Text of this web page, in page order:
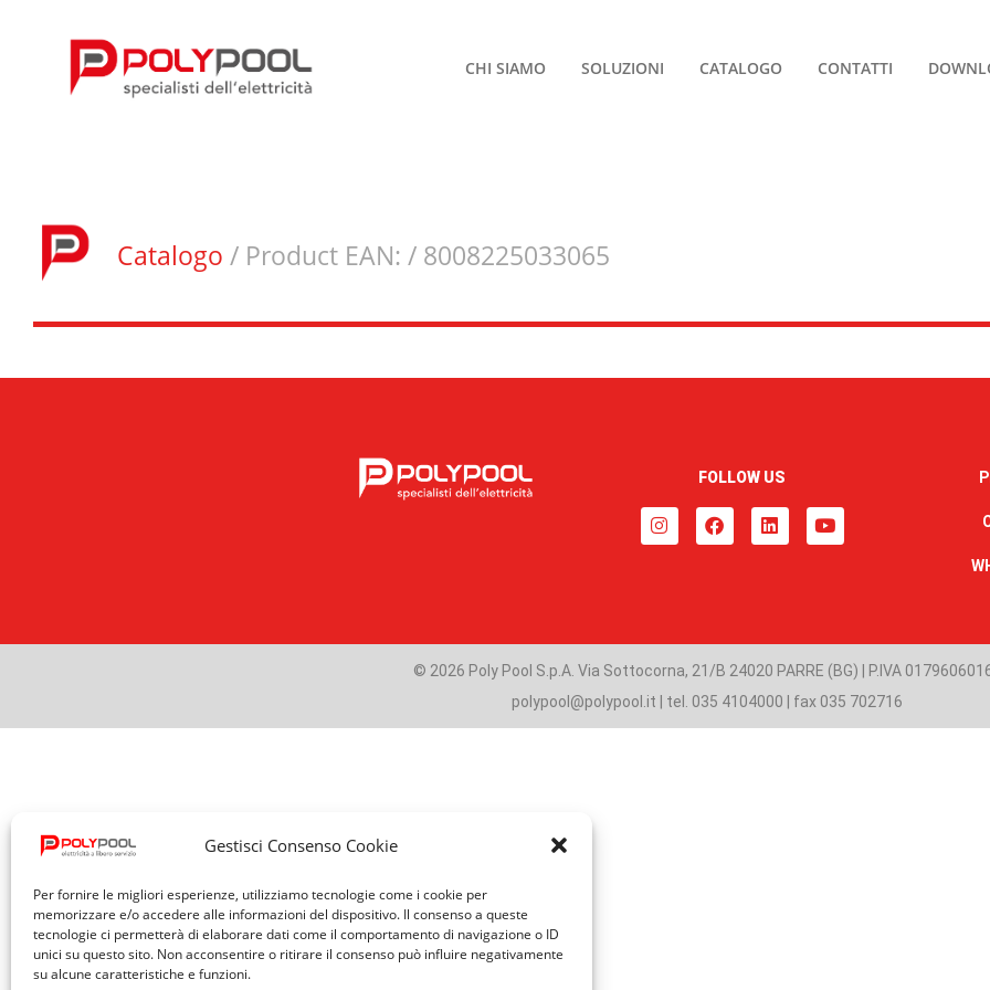
Gestisci Consenso Cookie
Per fornire le migliori esperienze, utilizziamo tecnologie come i cookie per
memorizzare e/o accedere alle informazioni del dispositivo. Il consenso a queste
tecnologie ci permetterà di elaborare dati come il comportamento di navigazione o ID
unici su questo sito. Non acconsentire o ritirare il consenso può influire negativamente
su alcune caratteristiche e funzioni.
CHI SIAMO SOLUZIONI CATALOGO CONTATTI
Catalogo / Product EAN: / 8008225033065
FOLLOW US
© 2026 Poly Pool S.p.A. Via Sottocorna, 21/B 24020 PARRE (BG) | P.IVA
polypool@polypool.it | tel. 035 4104000 | fax 035 702716